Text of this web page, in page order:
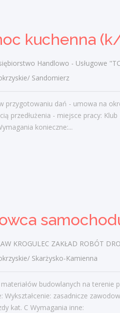
Nowoczesne
z tym radzą
2 lutego 2021
W
brakuje
Gość -
świętokrzyskim
kuchenna
Handlowo - Usługowe "TOMAX"
Sandomierz
przygotowaniu dań - umowa na
przedłużenia - miejsce pracy:
konieczne:...
KROGULEC ZAKŁAD ROBÓT
Skarżysko-Kamienna
budowlanych na terenie
Wykształcenie: zasadnicze
kat. C Wymagania inne: